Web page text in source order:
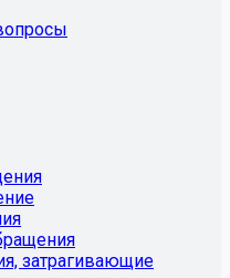
затрагивающие